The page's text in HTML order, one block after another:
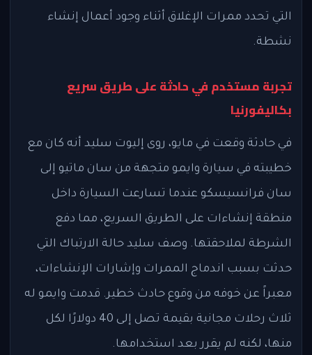
التي تحدد ممرات الإغلاق أثناء وجود أعمال إنشاء
نشطة.
تجربة مستخدم في حادثة على طريق سريع
بكاليفورنيا
في حادثة وقعت في مايو، روى إليوت سليد أنه كان مع
خطيبته في سيارة وايمو متجهة من سان ماتيو إلى
سان فرانسيسكو عندما تسارعت السيارة داخل
منطقة إنشاءات على الطريق السريع، مما دفع
الشرطة لملاحقتها. وصف سليد حالة الارتباك التي
حدثت بسبب اندماج الممرات وإشارات الإنشاءات،
معبراً عن خوفه من وقوع حادث خطير. قدمت وايمو له
ثلاث رحلات مجانية بقيمة تصل إلى 40 دولارًا لكل
منها، لكنه لم يقرر بعد استخدامها.